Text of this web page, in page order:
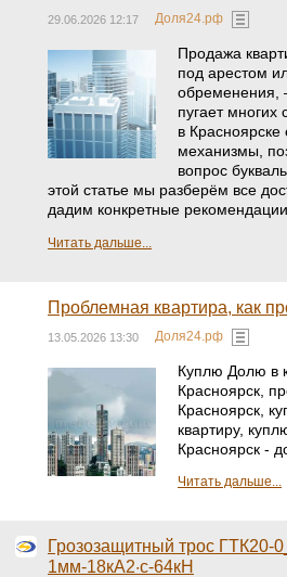
29.06.2026 12:17 Доля24.рф
Продажа
под арестом
обременения,
пугает многих
в Красноярске
механизмы,
вопрос
этой статье мы разберём все
дадим конкретные рекомендации.
Читать дальше...
Проблемная квартира, как
13.05.2026 13:30 Доля24.рф
Куплю Долю в
Красноярск,
Красноярск,
квартиру,
Красноярск -
Читать дальше...
Грозозащитный трос ГТК20-
1мм-18кА2·с-64кН